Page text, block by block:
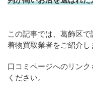
この記事では、葛飾区
着物買取業者をご紹介し
口コミページへのリン
ください。